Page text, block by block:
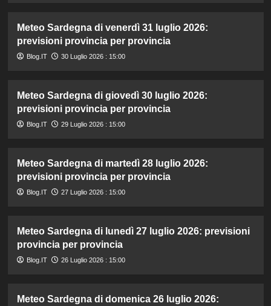
Meteo Sardegna di venerdì 31 luglio 2026:
previsioni provincia per provincia
Blog.IT 30 Luglio 2026 : 15:00
Meteo Sardegna di giovedì 30 luglio 2026:
previsioni provincia per provincia
Blog.IT 29 Luglio 2026 : 15:00
Meteo Sardegna di martedì 28 luglio 2026:
previsioni provincia per provincia
Blog.IT 27 Luglio 2026 : 15:00
Meteo Sardegna di lunedì 27 luglio 2026: previsioni
provincia per provincia
Blog.IT 26 Luglio 2026 : 15:00
Meteo Sardegna di domenica 26 luglio 2026: